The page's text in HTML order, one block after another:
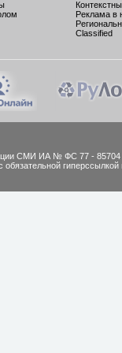
Реклама в
Classified
СМИ ИА № ФС 77 - 85704
гиперссылкой